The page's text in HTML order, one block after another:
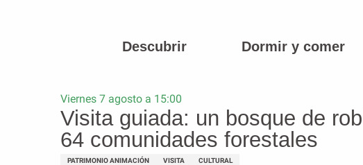
Descubrir Dormir y comer
Visita guiada: un bosque de robles notables por un
Viernes 7 agosto a 15:00
Visita guiada: un bosque de
64 comunidades forestales
PATRIMONIO ANIMACIÓN VISITA CULTURAL